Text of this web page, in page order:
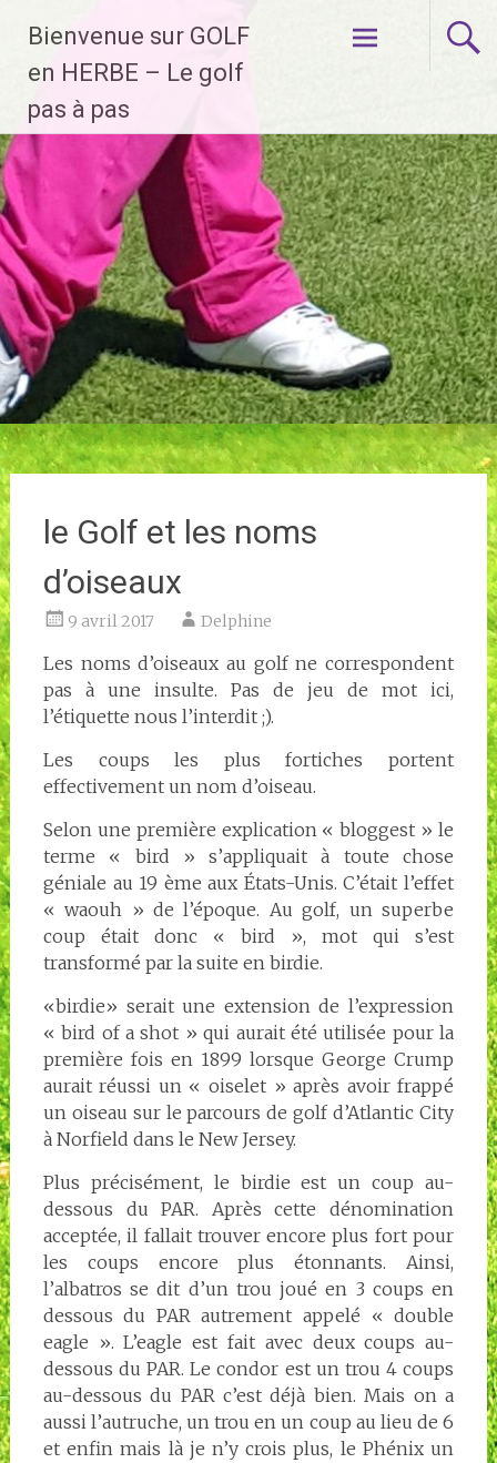
contenu
Bienvenue sur GOLF
en HERBE – Le golf
pas à pas
le Golf et les noms
d’oiseaux
9 avril 2017 Delphine
Les noms d’oiseaux au golf ne correspondent
pas à une insulte. Pas de jeu de mot ici,
l’étiquette nous l’interdit ;).
Les coups les plus fortiches portent
effectivement un nom d’oiseau.
Selon une première explication « bloggest » le
terme « bird » s’appliquait à toute chose
géniale au 19 ème aux États-Unis. C’était l’effet
« waouh » de l’époque. Au golf, un superbe
coup était donc « bird », mot qui s’est
transformé par la suite en birdie.
«birdie» serait une extension de l’expression
« bird of a shot » qui aurait été utilisée pour la
première fois en 1899 lorsque George Crump
aurait réussi un « oiselet » après avoir frappé
un oiseau sur le parcours de golf d’Atlantic City
à Norfield dans le New Jersey.
Plus précisément, le birdie est un coup au-
dessous du PAR. Après cette dénomination
acceptée, il fallait trouver encore plus fort pour
les coups encore plus étonnants. Ainsi,
l’albatros se dit d’un trou joué en 3 coups en
dessous du PAR autrement appelé « double
eagle ». L’eagle est fait avec deux coups au-
dessous du PAR. Le condor est un trou 4 coups
au-dessous du PAR c’est déjà bien. Mais on a
aussi l’autruche, un trou en un coup au lieu de 6
et enfin mais là je n’y crois plus, le Phénix un